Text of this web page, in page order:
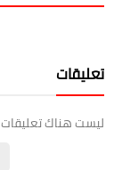
تعليقات
ليست هناك تعليقات